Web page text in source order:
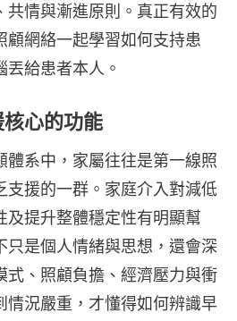
共情與漸進原則。真正有效的
顧網絡一起學習如何支持患
給患者本人。
心的功能
體系中，家屬往往是第一線照
支援的一群。家庭介入對減低
及提升整體穩定性有明顯幫
只是個人情緒與思想，還會深
式、照顧負擔、經濟壓力與衝
情況嚴重，才懂得如何辨識早